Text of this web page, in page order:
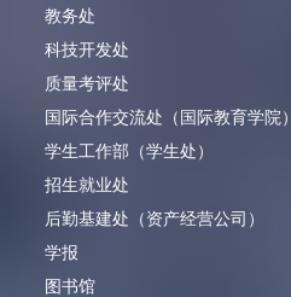
教务处
科技开发处
质量考评处
国际合作交流处（国际教育学院）
学生工作部（学生处）
招生就业处
后勤基建处（资产经营公司）
学报
图书馆